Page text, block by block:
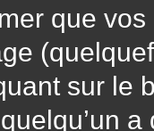
que
sur le